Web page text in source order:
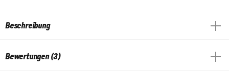
Beschreibung
Bewertungen (3)